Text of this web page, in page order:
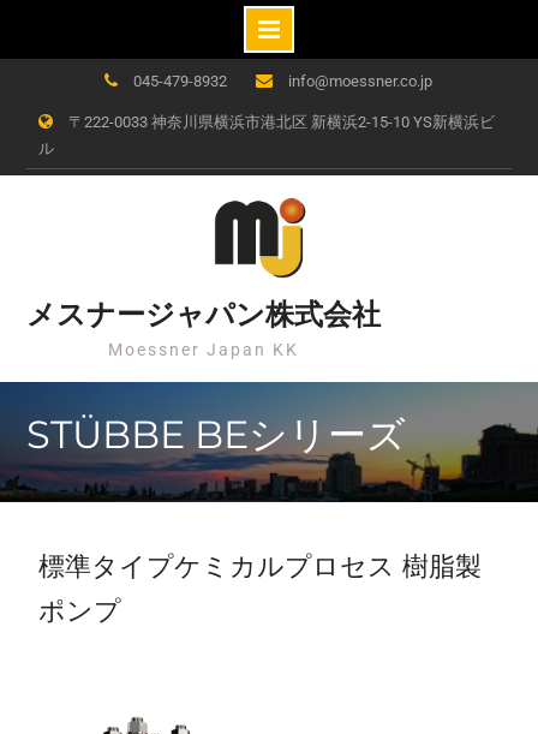
content
045-479-8932 info@moessner.co.jp
〒222-0033 神奈川県横浜市港北区 新横浜2-15-10 YS新横浜ビ
ル
メスナージャパン株式会社
Moessner Japan KK
STÜBBE BEシリーズ
標準タイプケミカルプロセス 樹脂製
ポンプ